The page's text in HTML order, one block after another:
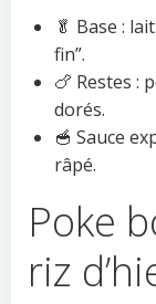
🥬 Base :
fin”.
🍗 Restes :
dorés.
🥣 Sauce
râpé.
Poke
riz